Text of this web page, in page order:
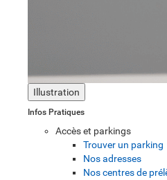
Illustration
Infos Pratiques
Accès et parkings
Trouver un parking
Nos adresses
Nos centres de